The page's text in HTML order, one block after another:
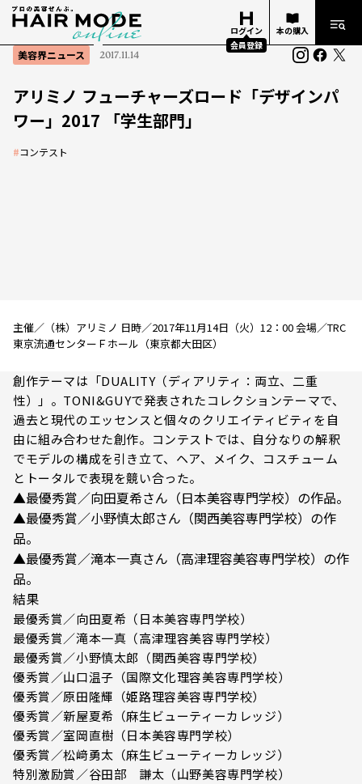
ログイン
会員登録
本の購入
美容界ニュース 2017.11.14
アリミノ フューチャーズロード「デザインパ
ワー」2017 「学生部門」
#コンテスト
主催／（株）アリミノ 日時／2017年11月14日（火）12：00 会場／TRC
東京流通センターＦホール（東京都大田区）
創作テーマは「DUALITY（ディアリティ：両立、二重
性）」。TONI&GUYで発表されたコレクションテーマで、
過去と現代のエッセンスと個々のクリエイティビティを自
由に組み合わせた創作。コンテストでは、自分なりの解釈
でモデルの構成を引き立て、ヘア、メイク、コスチューム
とトータルで表現を競い合った。
▲最優秀賞／向田夏希さん（日本美容専門学校）の作品。
▲最優秀賞／小野慎太郎さん（関西美容専門学校）の作
品。
▲最優秀賞／滝本一真さん（高津理容美容専門学校）の作
品。
結果
最優秀賞／向田夏希（日本美容専門学校）
最優秀賞／滝本一真（高津理容美容専門学校）
最優秀賞／小野慎太郎（関西美容専門学校）
優秀賞／山口温子（国際文化理容美容専門学校）
優秀賞／原田隆輝（姫路理容美容専門学校）
優秀賞／新屋夏希（麻生ビューティーカレッジ）
優秀賞／室岡直樹（日本美容専門学校）
優秀賞／松﨑勇太（麻生ビューティーカレッジ）
特別激励賞／谷田部 謙太（山野美容専門学校）